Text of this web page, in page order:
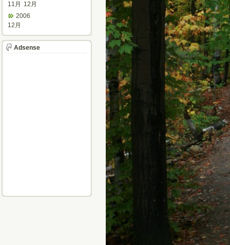
11月
12月
2006
12月
Adsense